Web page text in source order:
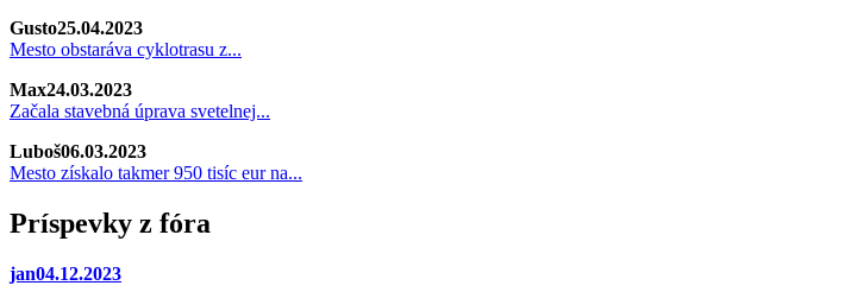
Gusto25.04.2023
Mesto obstaráva cyklotrasu z...
Max24.03.2023
Začala stavebná úprava svetelnej...
Luboš06.03.2023
Mesto získalo takmer 950 tisíc eur na...
Príspevky z fóra
jan04.12.2023